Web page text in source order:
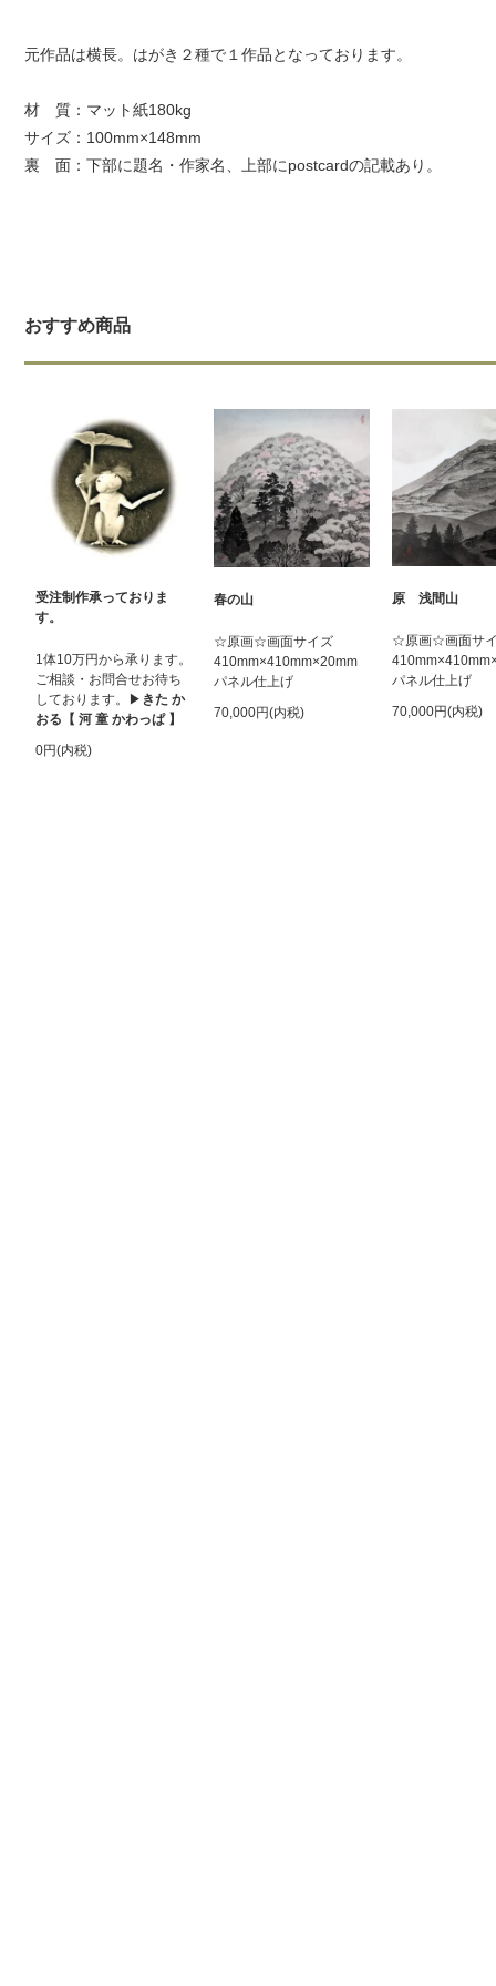
元作品は横長。はがき２種で１作品となっております。
材 質：マット紙180kg
サイズ：100mm×148mm
裏 面：下部に題名・作家名、上部にpostcardの記載あり。
おすすめ商品
受注制作承っておりま
す。
1体10万円から承ります。
ご相談・お問合せお待ち
しております。▶︎ きた か
おる【 河 童 かわっぱ 】
0円(内税)
春の山
☆原画☆画面サイズ
410mm×410mm×20mm
パネル仕上げ
70,000円(内税)
原 浅間山
☆原画☆画面サ
パネル仕上げ
70,000円(内税)